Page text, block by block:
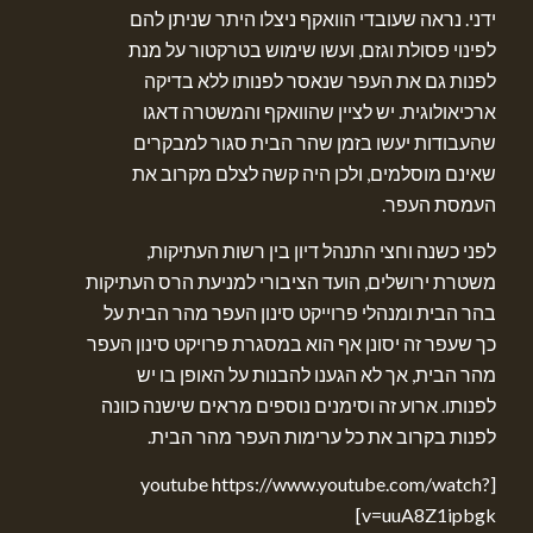
ידני. נראה שעובדי הוואקף ניצלו היתר שניתן להם
לפינוי פסולת וגזם, ועשו שימוש בטרקטור על מנת
לפנות גם את העפר שנאסר לפנותו ללא בדיקה
ארכיאולוגית. יש לציין שהוואקף והמשטרה דאגו
שהעבודות יעשו בזמן שהר הבית סגור למבקרים
שאינם מוסלמים, ולכן היה קשה לצלם מקרוב את
העמסת העפר.
לפני כשנה וחצי התנהל דיון בין רשות העתיקות,
משטרת ירושלים, הועד הציבורי למניעת הרס העתיקות
בהר הבית ומנהלי פרוייקט סינון העפר מהר הבית על
כך שעפר זה יסונן אף הוא במסגרת פרויקט סינון העפר
מהר הבית, אך לא הגענו להבנות על האופן בו יש
לפנותו. ארוע זה וסימנים נוספים מראים שישנה כוונה
לפנות בקרוב את כל ערימות העפר מהר הבית.
[youtube https://www.youtube.com/watch?
v=uuA8Z1ipbgk]